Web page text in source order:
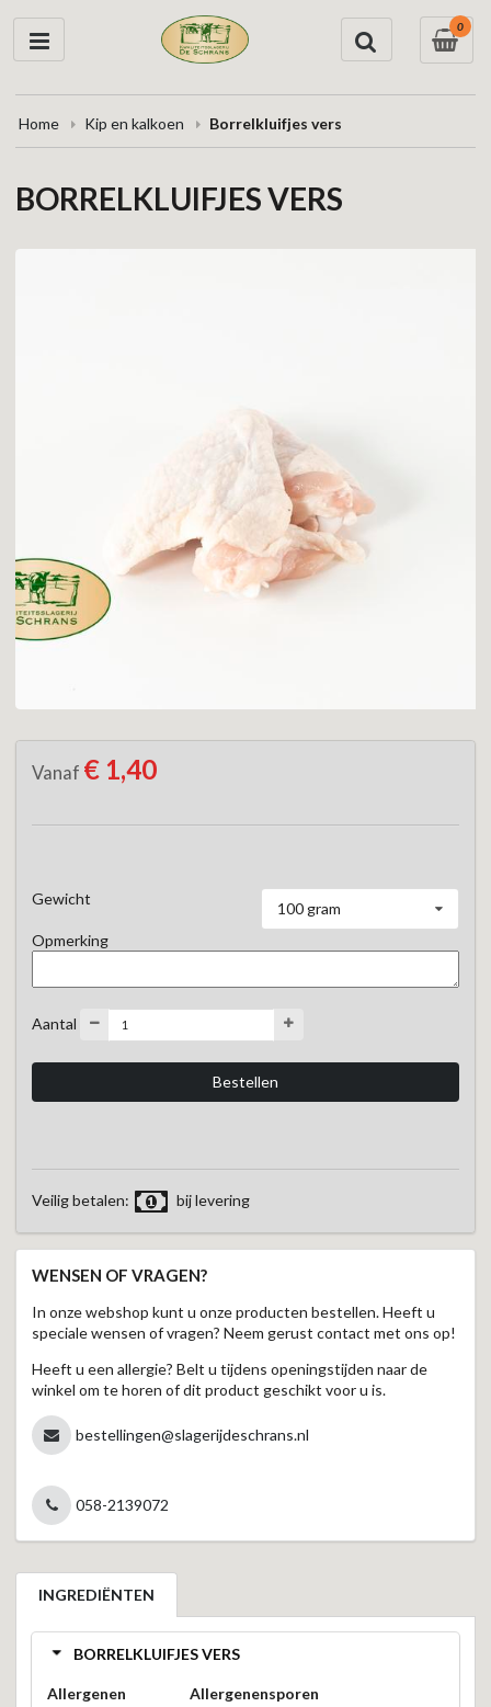
0
Home Kip en kalkoen Borrelkluifjes vers
BORRELKLUIFJES VERS
Vanaf € 1,40
Gewicht
100 gram
Opmerking
Aantal
Veilig betalen: bij levering
WENSEN OF VRAGEN?
In onze webshop kunt u onze producten bestellen. Heeft u
speciale wensen of vragen? Neem gerust contact met ons op!
Heeft u een allergie? Belt u tijdens openingstijden naar de
winkel om te horen of dit product geschikt voor u is.
bestellingen@slagerijdeschrans.nl
058-2139072
INGREDIËNTEN
BORRELKLUIFJES VERS
Allergenen
Allergenensporen